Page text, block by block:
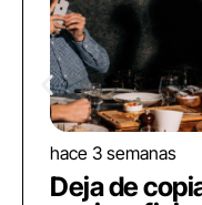
hace 3 semanas
Deja de